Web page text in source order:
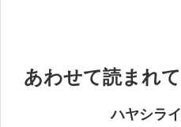
あわせて読まれ
ハヤシラ